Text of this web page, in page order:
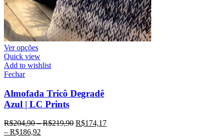
Ver opções
Quick view
Add to wishlist
Fechar
Almofada Tricô Degradê
Azul | LC Prints
R$204,90–R$219,90 R$174,17
– R$186,92